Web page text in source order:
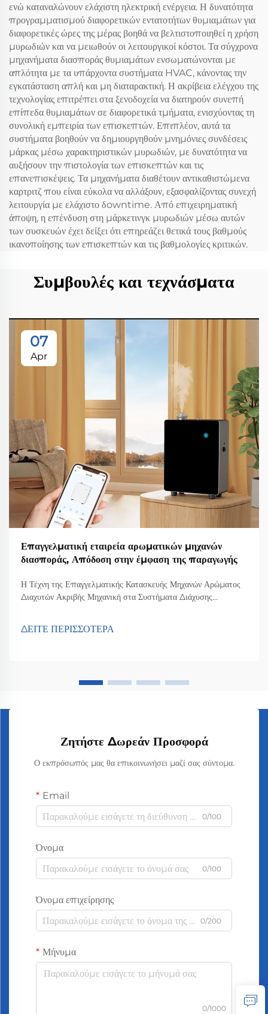
ενώ καταναλώνουν ελάχιστη ηλεκτρική ενέργεια. Η δυνατότητα
προγραμματισμού διαφορετικών εντατοτήτων θυμιαμάτων για
διαφορετικές ώρες της μέρας βοηθά να βελτιστοποιηθεί η χρήση
μυρωδιών και να μειωθούν οι λειτουργικοί κόστοι. Τα σύγχρονα
μηχανήματα διασποράς θυμιαμάτων ενσωματώνονται με
απλότητα με τα υπάρχοντα συστήματα HVAC, κάνοντας την
εγκατάσταση απλή και μη διαταρακτική. Η ακρίβεια ελέγχου της
τεχνολογίας επιτρέπει στα ξενοδοχεία να διατηρούν συνεπή
επίπεδα θυμιαμάτων σε διαφορετικά τμήματα, ενισχύοντας τη
συνολική εμπειρία των επισκεπτών. Επιπλέον, αυτά τα
συστήματα βοηθούν να δημιουργηθούν μνημόνιες συνδέσεις
μάρκας μέσω χαρακτηριστικών μυρωδιών, με δυνατότητα να
αυξήσουν την πιστολογία των επισκεπτών και τις
επανεπισκέψεις. Τα μηχανήματα διαθέτουν αντικαθιστώμενα
καρτριτζ που είναι εύκολα να αλλάξουν, εξασφαλίζοντας συνεχή
λειτουργία με ελάχιστο δowntime. Από επιχειρηματική
άποψη, η επένδυση στη μάρκετινγκ μυρωδιών μέσω αυτών
των συσκευών έχει δείξει ότι επηρεάζει θετικά τους βαθμούς
ικανοποίησης των επισκεπτών και τις βαθμολογίες κριτικών.
Συμβουλές και τεχνάσματα
07
Apr
Επαγγελματική εταιρεία αρωματικών μηχανών
διασποράς, Απόδοση στην έμφαση της παραγωγής
Η Τέχνη της Επαγγελματικής Κατασκευής Μηχανών Αρώματος
Διαχυτών Ακριβής Μηχανική στα Συστήματα Διάχυσης
εξασφαλίζει την ακριβή διάχυση των μυρίσματων και ...
ΔΕΙΤΕ ΠΕΡΙΣΣΟΤΕΡΑ
Ζητήστε Δωρεάν Προσφορά
Ο εκπρόσωπός μας θα επικοινωνήσει μαζί σας σύντομα.
Email
0/100
Όνομα
0/100
Όνομα επιχείρησης
0/200
Μήνυμα
0/1000